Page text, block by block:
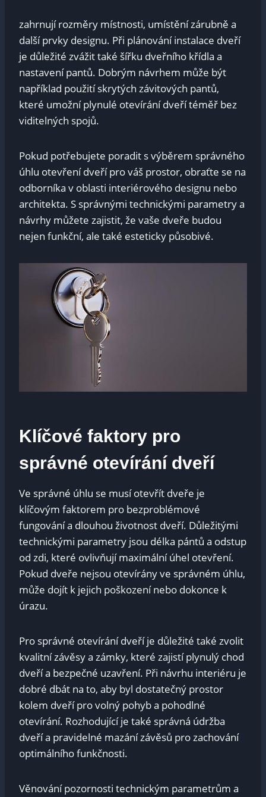
zahrnují rozměry místnosti, umístění zárubně a
další ‍prvky ⁢designu. Při plánování instalace dveří
je důležité zvážit také šířku dveřního křídla a
nastavení pantů. Dobrým návrhem může být
‍například použití skrytých závitových​ pantů,
‌které umožní plynulé‌ otevírání dveří téměř bez
viditelných spojů.
Pokud potřebujete ⁣poradit s výběrem správného
úhlu otevření dveří pro váš prostor, obraťte se na
odborníka v oblasti interiérového designu nebo
architekta.⁢ S správnými technickými⁢ parametry a
návrhy můžete zajistit, že vaše‌ dveře budou
nejen ‌funkční, ale také esteticky působivé.
Klíčové faktory pro
správné otevírání ⁢dveří
Ve správné úhlu se musí otevřít dveře ⁣je
klíčovým ‍faktorem ⁣pro bezproblémové
fungování a dlouhou životnost dveří. Důležitými
technickými parametry ‌jsou délka pántů a⁤ odstup
od zdi, které ovlivňují maximální úhel otevření.
Pokud dveře nejsou otevírány ve správném úhlu,
může dojít k jejich poškození nebo dokonce k
úrazu.
Pro správné otevírání dveří je ⁤důležité také zvolit
kvalitní závěsy a‍ zámky, které zajistí plynulý chod
dveří a bezpečné ‍uzavření. Při návrhu interiéru je
dobré dbát⁢ na to, aby⁣ byl dostatečný ⁣prostor
kolem dveří‌ pro volný pohyb a pohodlné
otevírání. ‌Rozhodující je také správná údržba
dveří a pravidelné mazání závěsů ⁤pro zachování
optimálního funkčnosti.
Věnování pozornosti ⁤technickým⁢ parametrům a